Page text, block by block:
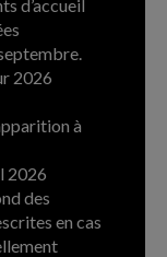
d’accueil
2026
à
2026
des
en cas